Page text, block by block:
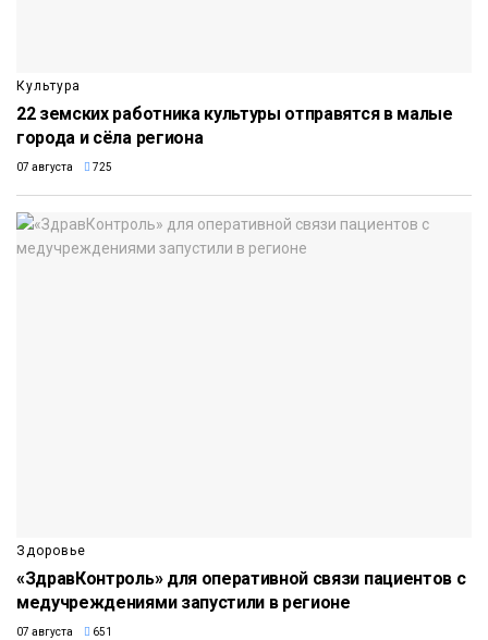
Культура
22 земских работника культуры отправятся в малые
города и сёла региона
07 августа 725
Здоровье
«ЗдравКонтроль» для оперативной связи пациентов с
медучреждениями запустили в регионе
07 августа 651